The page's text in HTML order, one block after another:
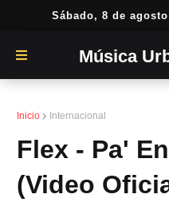
Sábado, 8 de
Música
Inicio Internacional
Flex - Pa'
(Video